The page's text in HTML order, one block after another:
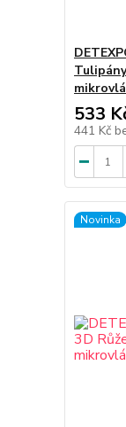
533
441 Kč
Novinka